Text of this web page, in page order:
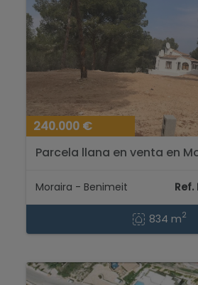
240.000 €
Parcela llana en venta en
Moraira - Benimeit Ref.
834 m2